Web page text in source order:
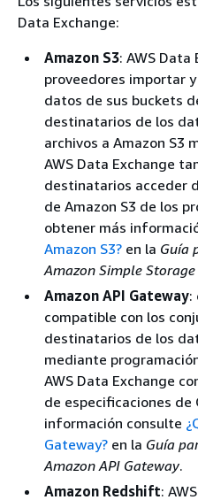
Data Exchange:
Amazon S3: AWS
proveedores importar
datos de sus buckets
destinatarios de los
archivos a Amazon S3
AWS Data Exchange
destinatarios acceder
de Amazon S3 de los
obtener más
Amazon S3? en la Guía
Amazon Simple Storage
Amazon API Gateway:
compatible con los
destinatarios de los
mediante
AWS Data Exchange
de especificaciones de
información consulte
Gateway? en la Guía
Amazon API Gateway.
Amazon Redshift: